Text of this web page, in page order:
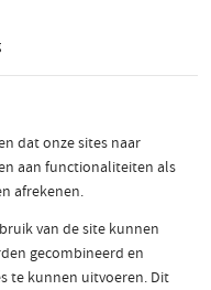
dat onze sites naar
aan functionaliteiten als
afrekenen.
van de site kunnen
gecombineerd en
te kunnen uitvoeren. Dit